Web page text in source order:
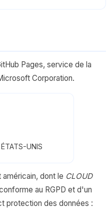
Pages, service de la
Corporation.
UNIS
dont le CLOUD
au RGPD et d'un
protection des données :